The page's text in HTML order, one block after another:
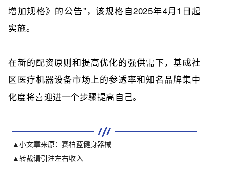
增加规格》的公告”，该规格自2025年4月1日起
实施。
在新的配资原则和提高优化的强供需下，基成社
区医疗机器设备市场上的参透率和知名品牌集中
化度将喜迎进一个步骤提高自己。
▲小文章来原：赛柏蓝健身器械
▲转裁请引注左右收入